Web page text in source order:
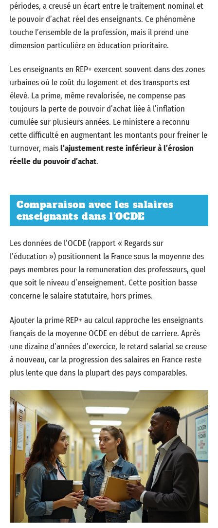
périodes, a creusé un écart entre le traitement nominal et
le pouvoir d’achat réel des enseignants. Ce phénomène
touche l’ensemble de la profession, mais il prend une
dimension particulière en éducation prioritaire.
Les enseignants en REP+ exercent souvent dans des zones
urbaines où le coût du logement et des transports est
élevé. La prime, même revalorisée, ne compense pas
toujours la perte de pouvoir d’achat liée à l’inflation
cumulée sur plusieurs années. Le ministere a reconnu
cette difficulté en augmentant les montants pour freiner le
turnover, maisl’ajustement reste inférieur à l’érosion
réelle du pouvoir d’achat.
Comparaison avec les salaires
enseignants dans l’OCDE
Les données de l’OCDE (rapport « Regards sur
l’éducation ») positionnent la France sous la moyenne des
pays membres pour la remuneration des professeurs, quel
que soit le niveau d’enseignement. Cette position basse
concerne le salaire statutaire, hors primes.
Ajouter la prime REP+ au calcul rapproche les enseignants
français de la moyenne OCDE en début de carriere. Après
une dizaine d’années d’exercice, le retard salarial se creuse
à nouveau, car la progression des salaires en France reste
plus lente que dans la plupart des pays comparables.